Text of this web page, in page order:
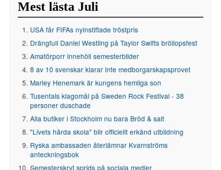
Mest lästa Juli
USA får FIFAs nyinstiftade tröstpris
Drängfull Daniel Westling på Taylor Swifts bröllopsfest
Amatörporr innehöll semesterbilder
8 av 10 svenskar klarar inte medborgarskapsprovet
Marley Henemark är kungens hemliga son
Tusentals klagomål på Sweden Rock Festival - 38
personer duschade
Alla butiker i Stockholm nu bara Bröd & salt
"Livets hårda skola" blir officiellt erkänd utbildning
Ryska ambassaden återlämnar Kvarnströms
anteckningsbok
Semesterskryt sprids på sociala medier